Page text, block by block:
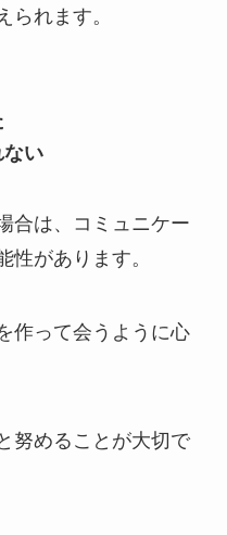
られます。
い
合は、コミュニケー
性があります。
作って会うように心
努めることが大切で